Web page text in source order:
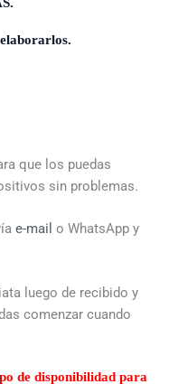
que los puedas
sin problemas.
e-mail o WhatsApp y
luego de recibido y
comenzar cuando
de disponibilidad para